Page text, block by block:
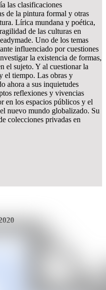
las clasificaciones
de la pintura formal y otras
Lírica mundana y poética,
de las culturas en
Uno de los temas
influenciado por cuestiones
la existencia de formas,
el sujeto. Y al cuestionar la
el tiempo. Las obras y
ahora a sus inquietudes
reflexiones y vivencias
en los espacios públicos y el
nuevo mundo globalizado. Su
colecciones privadas en